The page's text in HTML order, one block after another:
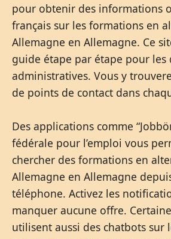
pour obtenir des informations
français sur les formations en
Allemagne en Allemagne. Ce
guide étape par étape pour les
administratives. Vous y
de points de contact dans
Des applications comme
fédérale pour l’emploi vous
chercher des formations en
Allemagne en Allemagne
téléphone. Activez les
manquer aucune offre.
utilisent aussi des chatbots sur